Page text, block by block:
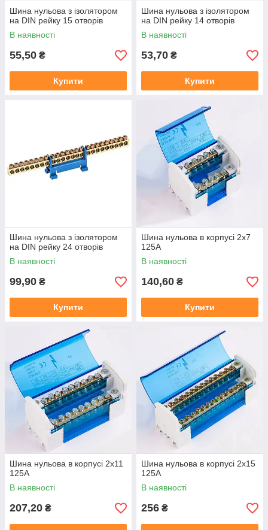
Шина нульова з ізолятором
на DIN рейку 15 отворів
В наявності
55,50 ₴
Купити
Шина нульова з ізолятором
на DIN рейку 14 отворів
В наявності
53,70 ₴
Купити
Шина нульова з ізолятором
на DIN рейку 24 отворів
В наявності
99,90 ₴
Купити
Шина нульова в корпусі 2х7
125А
В наявності
140,60 ₴
Купити
Шина нульова в корпусі 2х11
125А
В наявності
207,20 ₴
Шина нульова в корпусі 2х15
125А
В наявності
256 ₴